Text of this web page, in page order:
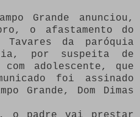
Grande anunciou,
o afastamento do
da paróquia
por suspeita de
com adolescente, que
foi assinado
Grande, Dom Dimas